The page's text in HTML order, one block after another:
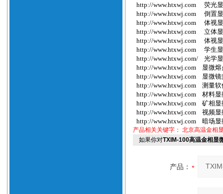
http://www.htxwj.com
荧光
http://www.htxwj.com
倒置
http://www.htxwj.com
体视
http://www.htxwj.com
立体
http://www.htxwj.com
体视
http://www.htxwj.com
学生
http://www.htxwj.com/
光学
http://www.htxwj.com
显微
http://www.htxwj.com
显微
http://www.htxwj.com
测量软
http://www.htxwj.com
材料显
http://www.htxwj.com
矿相显
http://www.htxwj.com
视频显
http://www.htxwj.com
暗场显
产品相关关键字： 北京高温金相
如果你对TXIM-100高温金相显
产品：